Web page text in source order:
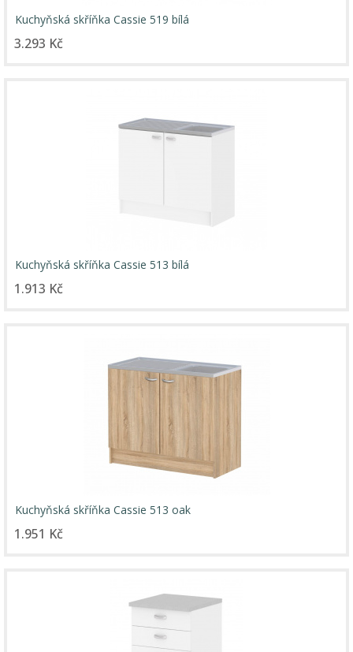
Kuchyňská skříňka Cassie 519 bílá
3.293 Kč
Kuchyňská skříňka Cassie 513 bílá
1.913 Kč
Kuchyňská skříňka Cassie 513 oak
1.951 Kč